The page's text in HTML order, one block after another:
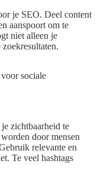
je SEO. Deel content
aanspoort om te
niet alleen je
zichtbaarheid te
door mensen
relevante en
Te veel hashtags